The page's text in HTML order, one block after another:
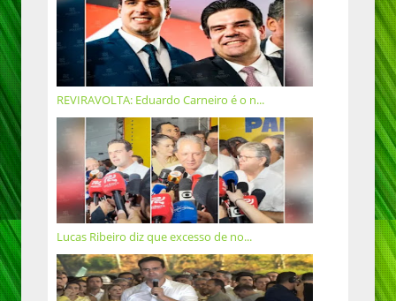
REVIRAVOLTA: Eduardo Carneiro é o n...
Lucas Ribeiro diz que excesso de no...